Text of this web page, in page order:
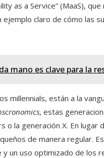
as a Service” (MaaS),
claro de cómo las
mano es clave para la
millennials, están a la
, estas
la generación X. En lugar
de manera regular.
y un uso optimizado de los